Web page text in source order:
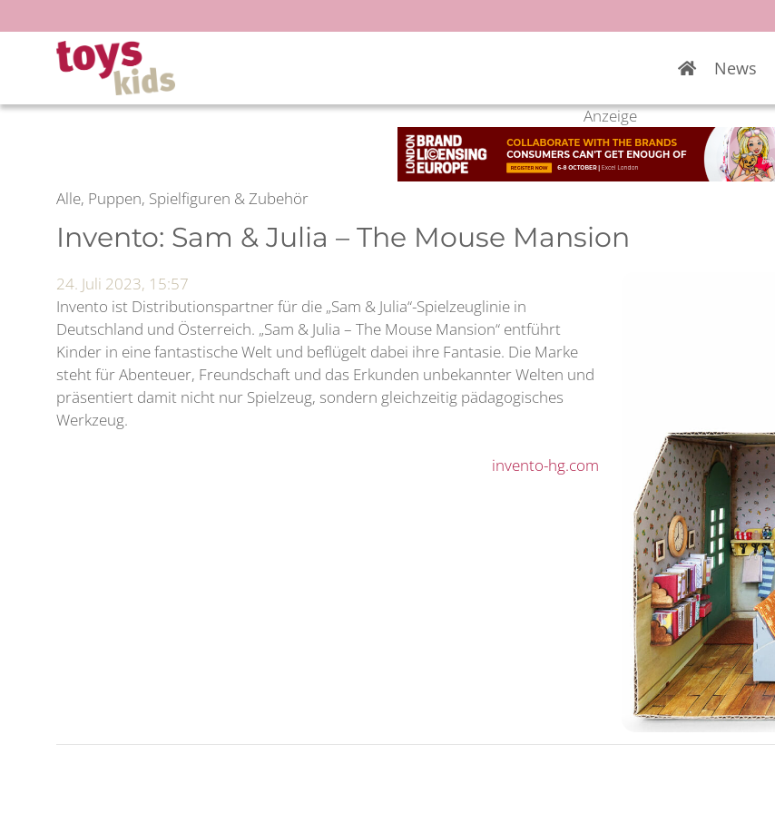
Inhalt
springen
News
Anzeige
Alle, Puppen, Spielfiguren & Zubehör
Invento: Sam & Julia – The Mouse Mansion
24. Juli 2023, 15:57
Invento ist Distributionspartner für die „Sam & Julia“-Spielzeuglinie in
Deutschland und Österreich. „Sam & Julia – The Mouse Mansion“ entführt
Kinder in eine fantastische Welt und beflügelt dabei ihre Fantasie. Die Marke
steht für Abenteuer, Freundschaft und das Erkunden unbekannter Welten und
präsentiert damit nicht nur Spielzeug, sondern gleichzeitig pädagogisches
Werkzeug.
invento-hg.com